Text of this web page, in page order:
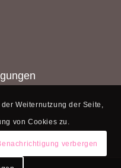
Weiternutzung der Seite,
von Cookies zu.
verbergen